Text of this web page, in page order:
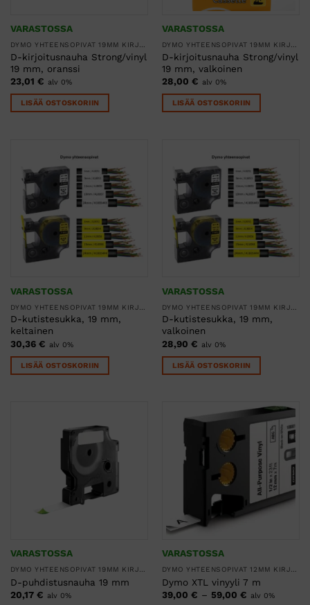
VARASTOSSA
DYMO YHTEENSOPIVAT 19MM KIRJOITUSNAUHAT
D-kirjoitusnauha Strong/vinyl
19 mm, oranssi
23,01 € alv 0%
LISÄÄ OSTOSKORIIN
VARASTOSSA
DYMO YHTEENSOPIVAT 19MM KIRJOITUSNAUHAT
D-kirjoitusnauha Strong/vinyl
19 mm, valkoinen
28,00 € alv 0%
LISÄÄ OSTOSKORIIN
VARASTOSSA
D-kutistesukka, 19 mm,
keltainen
30,36 € alv 0%
LISÄÄ OSTOSKORIIN
VARASTOSSA
D-kutistesukka, 19 mm,
valkoinen
28,90 € alv 0%
LISÄÄ OSTOSKORIIN
VARASTOSSA
D-puhdistusnauha 19 mm
20,17 € alv 0%
VARASTOSSA
Dymo XTL vinyyli 7 m
39,00 € – 59,00 €Hintaluokka:
alv 0%